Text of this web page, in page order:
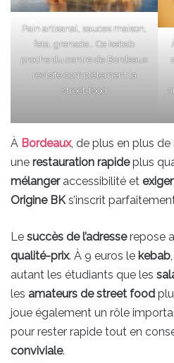
Pain artisanal, sauces maison,
feta, grenade… Ce kebab
proche du centre de Bordeaux
revisite complètement la
street-food
À Bordeaux, de plus en plus de
une restauration rapideplus
mélanger accessibilité et
Origine BKs’inscrit
Le succès de l’adresserepose
qualité-prix. À 9 euros le kebab
autant les étudiants que les
les amateurs de street food
joue également un rôle
pour rester rapide tout en
conviviale.